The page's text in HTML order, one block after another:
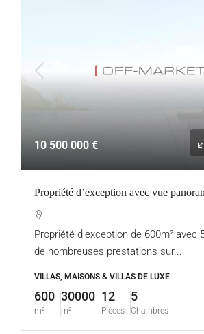
10 500 000 €
Propriété d’exception avec vue
Propriété d’exception de 600m² avec
de nombreuses prestations sur...
VILLAS, MAISONS & VILLAS DE LUXE
600
m²
30000
m²
12
Pièces
5
Chambres